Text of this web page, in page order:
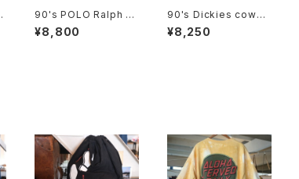
90's POLO Ralph La
uren brown leather
Belt w/wide buckle
¥8,800
90's Dickies cowhi
de leather black Be
lt "Made in U.S.A."
¥8,250